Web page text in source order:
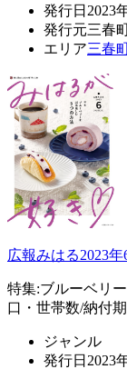
発行日 2023
発行元三春
エリア三春
広報みはる2023
特集:ブルーベリ
口・世帯数/納付
ジャンル
発行日 2023